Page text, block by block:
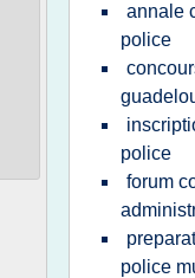
annale
police
police
forum
police